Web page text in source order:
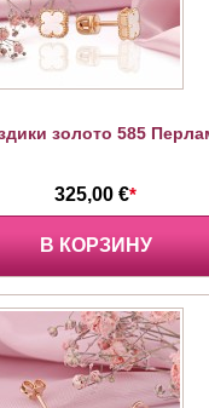
золото 585
325,00 €*
В КОРЗИНУ